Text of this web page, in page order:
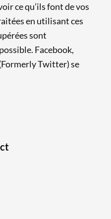
ce qu’ils font de vos
en utilisant ces
sont
Facebook,
Twitter) se